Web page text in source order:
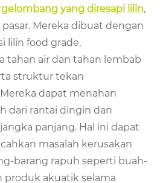
yang diresapi lilin,
Mereka dibuat dengan
lilin food grade,
tahan air dan tahan lembab
struktur tekan
dapat menahan
dari rantai dingin dan
panjang. Hal ini dapat
masalah kerusakan
barang rapuh seperti buah-
produk akuatik selama